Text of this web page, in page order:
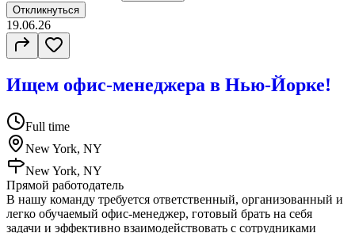
Откликнуться
19.06.26
Ищем офис-менеджера в Нью-Йорке!
Full time
New York, NY
New York, NY
Прямой работодатель
В нашу команду требуется ответственный, организованный и
легко обучаемый офис-менеджер, готовый брать на себя
задачи и эффективно взаимодействовать с сотрудниками